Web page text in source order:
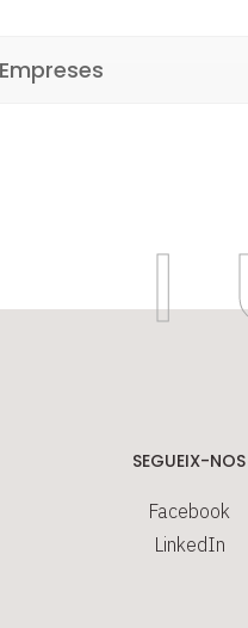
SEGUEIX-NOS
Facebook
LinkedIn